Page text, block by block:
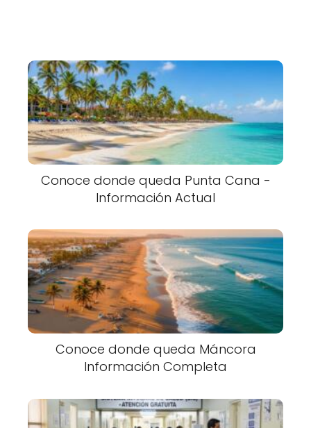
Conoce donde queda Punta Cana -
Información Actual
Conoce donde queda Máncora
Información Completa